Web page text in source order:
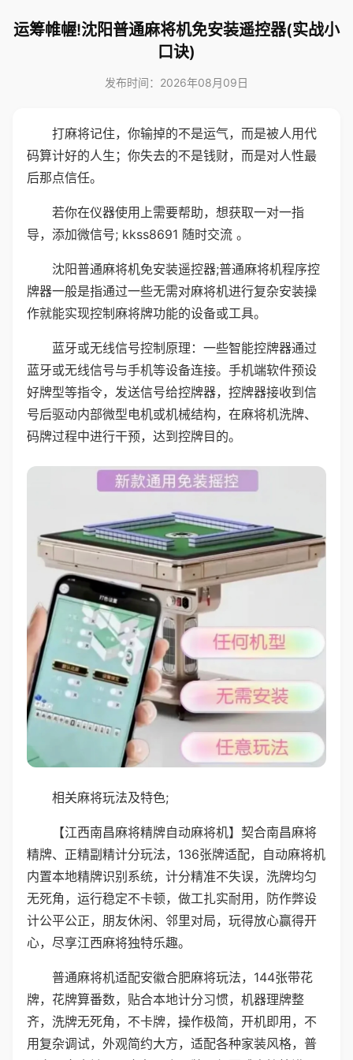
运筹帷幄!沈阳普通麻将机免安装遥控器(实战小
口诀)
发布时间：2026年08月09日
打麻将记住，你输掉的不是运气，而是被人用代
码算计好的人生；你失去的不是钱财，而是对人性最
后那点信任。
若你在仪器使用上需要帮助，想获取一对一指
导，添加微信号; kkss8691 随时交流 。
沈阳普通麻将机免安装遥控器;普通麻将机程序控
牌器一般是指通过一些无需对麻将机进行复杂安装操
作就能实现控制麻将牌功能的设备或工具。
蓝牙或无线信号控制原理：一些智能控牌器通过
蓝牙或无线信号与手机等设备连接。手机端软件预设
好牌型等指令，发送信号给控牌器，控牌器接收到信
号后驱动内部微型电机或机械结构，在麻将机洗牌、
码牌过程中进行干预，达到控牌目的。
相关麻将玩法及特色;
【江西南昌麻将精牌自动麻将机】契合南昌麻将
精牌、正精副精计分玩法，136张牌适配，自动麻将机
内置本地精牌识别系统，计分精准不失误，洗牌均匀
无死角，运行稳定不卡顿，做工扎实耐用，防作弊设
计公平公正，朋友休闲、邻里对局，玩得放心赢得开
心，尽享江西麻将独特乐趣。
普通麻将机适配安徽合肥麻将玩法，144张带花
牌，花牌算番数，贴合本地计分习惯，机器理牌整
齐，洗牌无死角，不卡牌，操作极简，开机即用，不
用复杂调试，外观简约大方，适配各种家装风格，普